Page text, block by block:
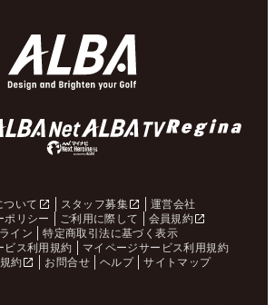
ついて スタッフ募集
運営会社
ポリシー
ご利用に際して
会員規約
イン
特定商取引法に基づく表示
ビス利用規約
マイページサービス利用規約
約
お問合せ ヘルプ サイトマップ